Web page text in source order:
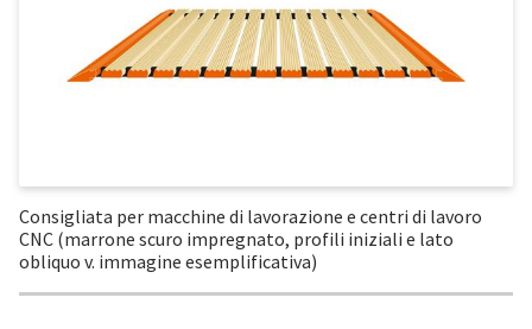
Consigliata per macchine di lavorazione e centri di lavoro
CNC (marrone scuro impregnato, profili iniziali e lato
obliquo v. immagine esemplificativa)